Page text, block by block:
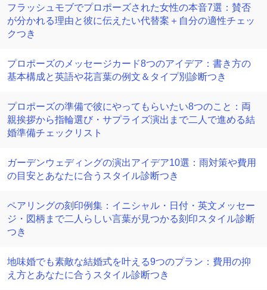
フラッシュモブでプロポーズされた女性の本音7選：賛否
が分かれる理由と彼に伝えたい代替案＋自分の適性チェッ
クつき
プロポーズのメッセージカード8つのアイデア：書き方の
基本構成と英語や花言葉の例文＆タイプ別診断つき
プロポーズの準備で彼にやってもらいたい8つのこと：両
親挨拶から指輪選び・サプライズ演出まで二人で進める結
婚準備チェックリスト
ガーデンウェディングの演出アイデア10選：雨対策や費用
の目安とあなたに合うスタイル診断つき
ペアリングの刻印例集：イニシャル・日付・英文メッセー
ジ・図柄まで二人らしい言葉が見つかる刻印スタイル診断
つき
地味婚でも素敵な結婚式を叶える9つのプラン：費用の抑
え方とあなたに合うスタイル診断つき